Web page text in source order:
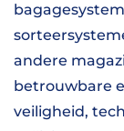
andere
betrouwbare
veiligheid,